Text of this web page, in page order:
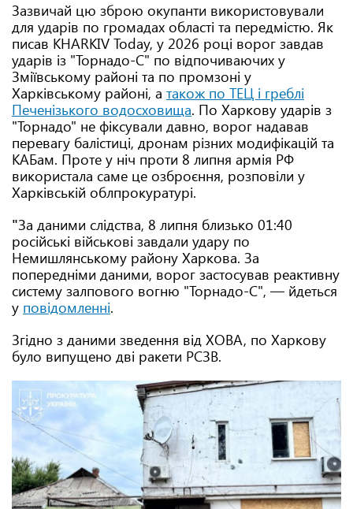
Зазвичай цю зброю окупанти використовували
для ударів по громадах області та передмістю. Як
писав KHARKIV Today, у 2026 році ворог завдав
ударів із "Торнадо-С" по відпочиваючих у
Зміївському районі та по промзоні у
Харківському районі, а також по ТЕЦ і греблі
Печенізького водосховища. По Харкову ударів з
"Торнадо" не фіксували давно, ворог надавав
перевагу балістиці, дронам різних модифікацій та
КАБам. Проте у ніч проти 8 липня армія РФ
використала саме це озброєння, розповіли у
Харківській облпрокуратурі.
"За даними слідства, 8 липня близько 01:40
російські військові завдали удару по
Немишлянському району Харкова. За
попередніми даними, ворог застосував реактивну
систему залпового вогню "Торнадо-С", — йдеться
у повідомленні.
Згідно з даними зведення від ХОВА, по Харкову
було випущено дві ракети РСЗВ.